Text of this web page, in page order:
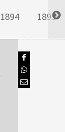
1894 1895